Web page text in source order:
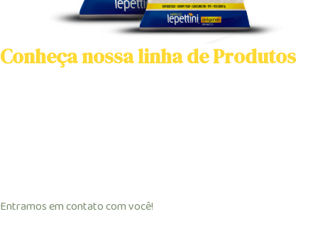
Conheça nossa linha de Produtos
Entramos em contato com você!